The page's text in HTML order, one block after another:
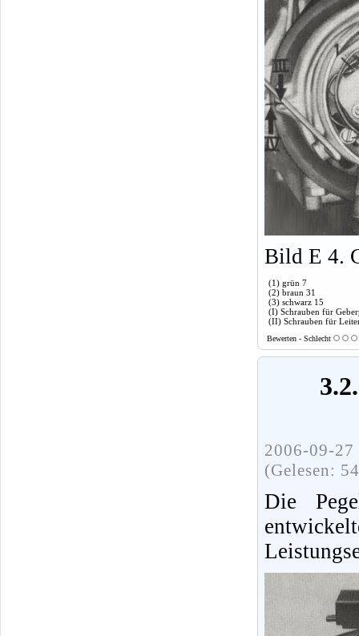
Bild E 4.
(1) grün 7
(2) braun 31
(3) schwarz 15
(I) Schrauben für
(II) Schrauben für
Bewerten - Schlecht
2006-09-
(Gelesen:
Die